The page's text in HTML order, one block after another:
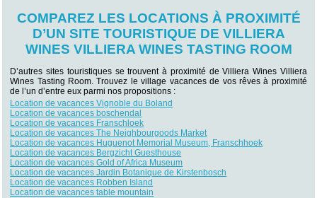
COMPAREZ LES LOCATIONS À PROXIMITÉ
D’UN SITE TOURISTIQUE DE VILLIERA
WINES VILLIERA WINES TASTING ROOM
D’autres sites touristiques se trouvent à proximité de Villiera Wines Villiera
Wines Tasting Room. Trouvez le village vacances de vos rêves à proximité
de l’un d’entre eux parmi nos propositions :
Location de vacances Vignoble du Boland
Location de vacances boschendal
Location de vacances Franschloek
Location de vacances The Neighbourgoods Market
Location de vacances Huguenot Memorial Museum, Franschhoek
Location de vacances Bergzicht Guesthouse
Location de vacances Gold of Africa Museum
Location de vacances Jardin Botanique de Kirstenbosch
Location de vacances Robben Island
Location de vacances table mountain